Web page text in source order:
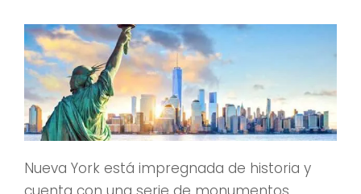
Nueva York está impregnada de historia y